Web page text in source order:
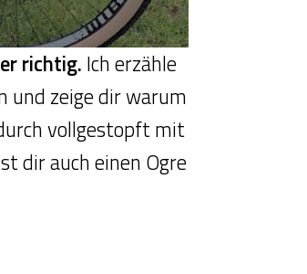
richtig. Ich erzähle
und zeige dir warum
vollgestopft mit
dir auch einen Ogre